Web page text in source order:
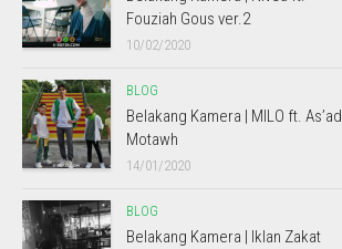
Fouziah Gous ver.2
10/02/2020
BLOG
Belakang Kamera | MILO ft. As’ad
Motawh
14/01/2020
BLOG
Belakang Kamera | Iklan Zakat